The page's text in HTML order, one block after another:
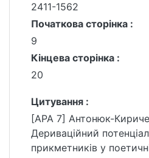
2411-1562
Початкова сторінка :
9
Кінцева сторінка :
20
Цитування :
[APA 7] Антонюк-
Дериваційний
прикметників у